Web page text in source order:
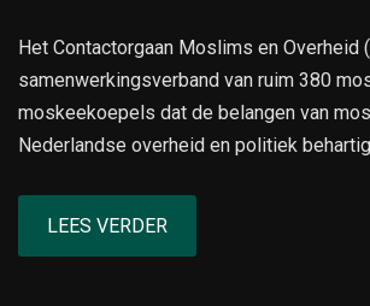
Het Contactorgaan Moslims en Overheid
samenwerkingsverband van ruim 380
moskeekoepels dat de belangen van
Nederlandse overheid en politiek
LEES VERDER